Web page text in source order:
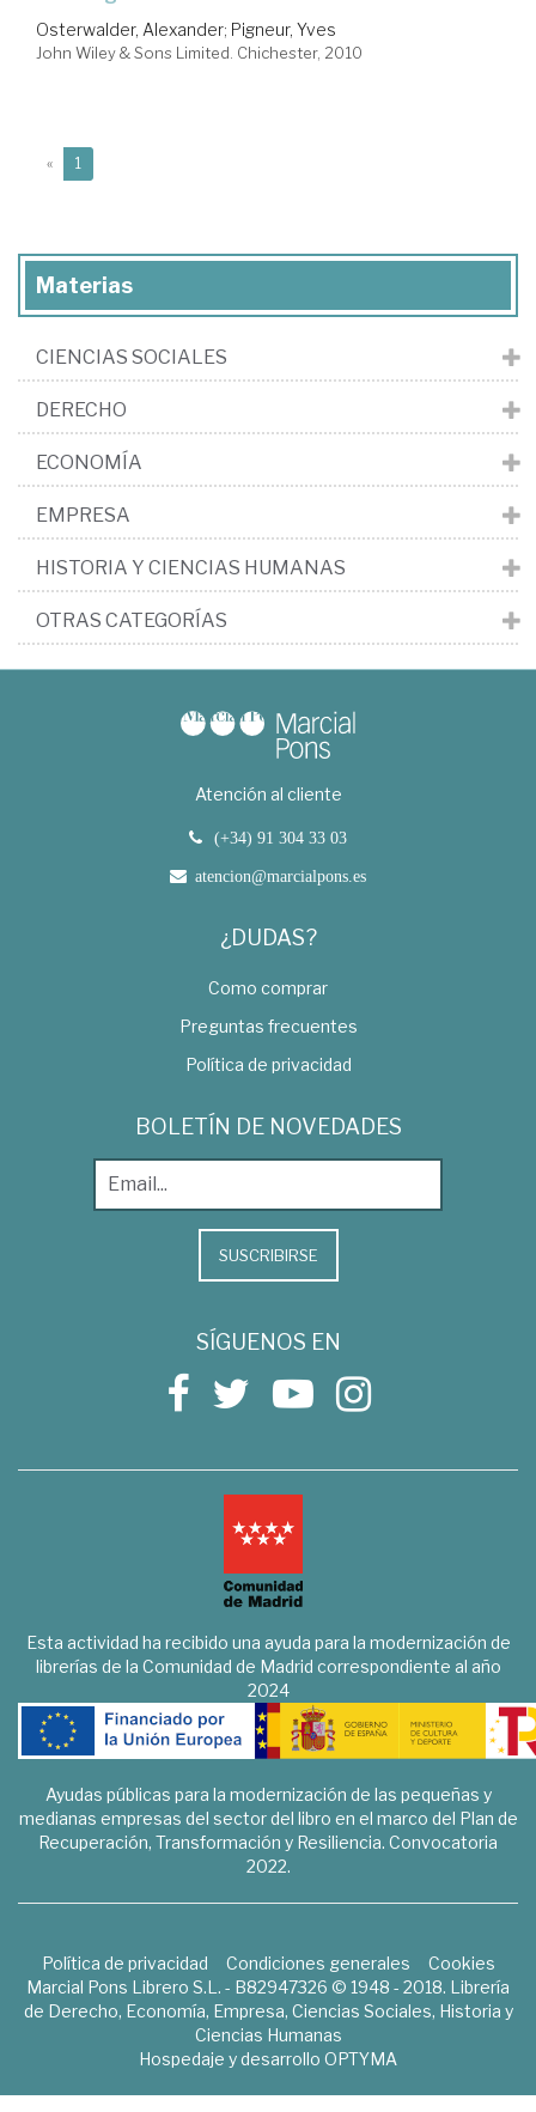
Osterwalder, Alexander; Pigneur, Yves
John Wiley & Sons Limited. Chichester, 2010
« 1
Materias
CIENCIAS SOCIALES
DERECHO
ECONOMÍA
EMPRESA
HISTORIA Y CIENCIAS HUMANAS
OTRAS CATEGORÍAS
Atención al cliente
(+34) 91 304 33 03
atencion@marcialpons.es
¿DUDAS?
Como comprar
Preguntas frecuentes
Política de privacidad
BOLETÍN DE NOVEDADES
SUSCRIBIRSE
SÍGUENOS EN
Esta actividad ha recibido una ayuda para la modernización de
librerías de la Comunidad de Madrid correspondiente al año
2024
Ayudas públicas para la modernización de las pequeñas y
medianas empresas del sector del libro en el marco del Plan de
Recuperación, Transformación y Resiliencia. Convocatoria
2022.
Política de privacidad Condiciones generales
Cookies
Marcial Pons Librero S.L. - B82947326 © 1948 - 2018. Librería
de Derecho, Economía, Empresa, Ciencias Sociales, Historia y
Ciencias Humanas
Hospedaje y desarrollo OPTYMA